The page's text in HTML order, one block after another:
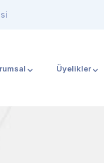
Üyelikler